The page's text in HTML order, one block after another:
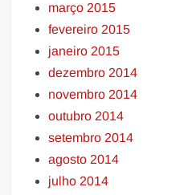
março 2015
fevereiro 2015
janeiro 2015
dezembro 2014
novembro 2014
outubro 2014
setembro 2014
agosto 2014
julho 2014